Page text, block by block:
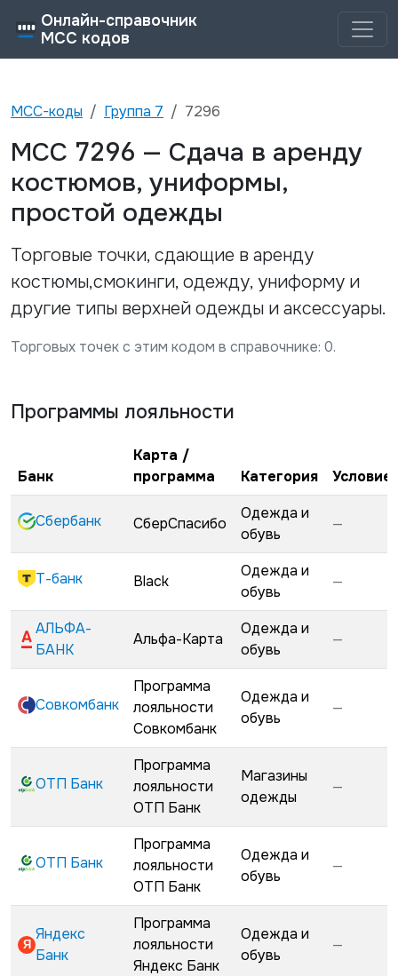
Онлайн-справочник
MCC кодов
MCC-коды Группа 7 7296
MCC 7296 — Сдача в аренду
костюмов, униформы,
простой одежды
Торговые точки, сдающие в аренду
костюмы,смокинги, одежду, униформу и
другие типы верхней одежды и аксессуары.
Торговых точек с этим кодом в справочнике: 0.
Программы лояльности
Банк
Карта /
программа
Категория Условие
Сбербанк СберСпасибо
Одежда и
обувь
—
Т-банк Black
Одежда и
обувь
—
АЛЬФА-
БАНК
Альфа-Карта
Одежда и
обувь
—
Совкомбанк
Программа
лояльности
Совкомбанк
Одежда и
обувь
—
ОТП Банк
Программа
лояльности
ОТП Банк
Магазины
одежды
—
ОТП Банк
Программа
лояльности
ОТП Банк
Одежда и
обувь
—
Яндекс
Банк
Программа
лояльности
Яндекс Банк
Одежда и
обувь
—